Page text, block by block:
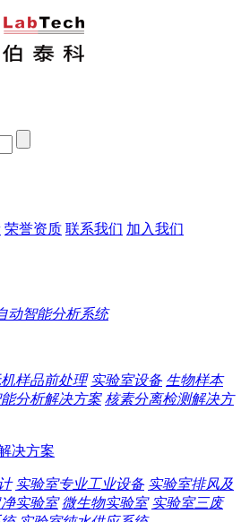
荣誉资质 联系我们 加入我们
动智能分析系统
样品前处理 实验室设备 生物样本
分析解决方案 核素分离检测解决方
决方案
实验室专业工业设备 实验室排风及
实验室 微生物实验室 实验室三废